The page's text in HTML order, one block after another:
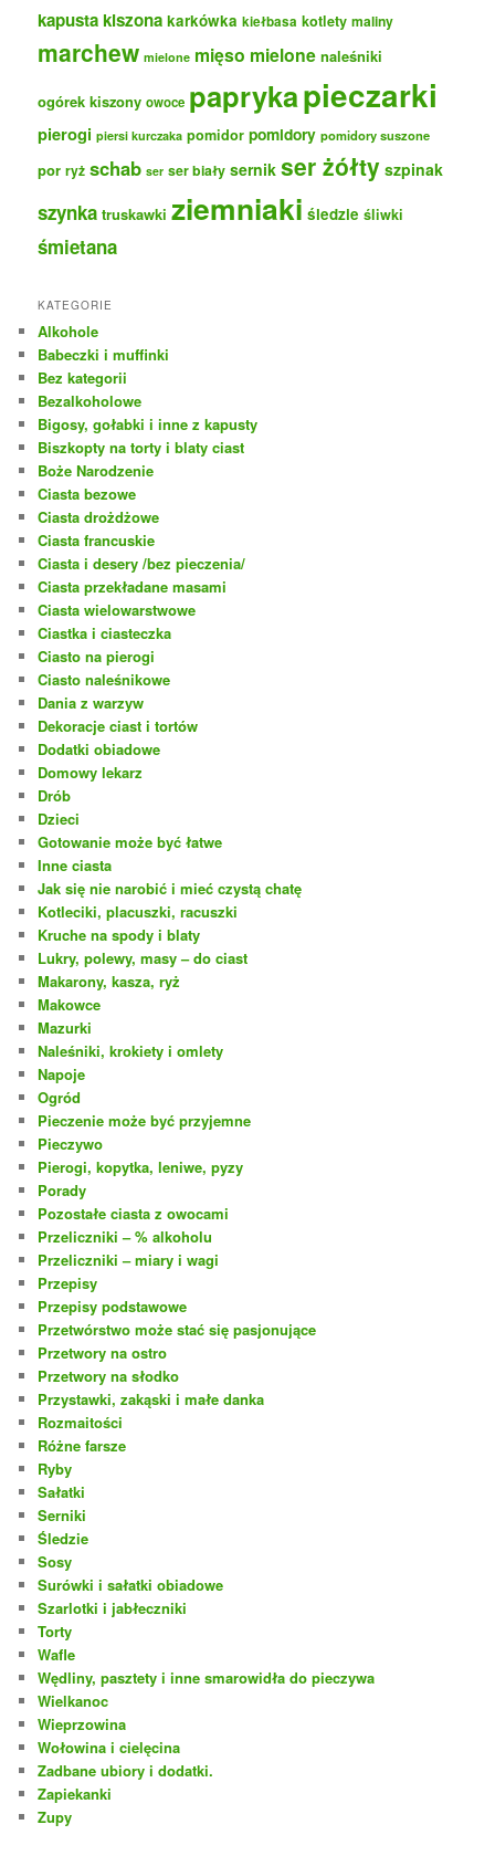
kapusta kiszona karkówka kiełbasa kotlety maliny
marchew mielone mięso mielone naleśniki
ogórek kiszony owoce paprykapieczarki
pierogi piersi kurczaka pomidor pomidory pomidory suszone
por ryż schab ser ser biały sernik ser żółty szpinak
szynka truskawki ziemniaki śledzie śliwki
śmietana
KATEGORIE
Alkohole
Babeczki i muffinki
Bez kategorii
Bezalkoholowe
Bigosy, gołabki i inne z kapusty
Biszkopty na torty i blaty ciast
Boże Narodzenie
Ciasta bezowe
Ciasta drożdżowe
Ciasta francuskie
Ciasta i desery /bez pieczenia/
Ciasta przekładane masami
Ciasta wielowarstwowe
Ciastka i ciasteczka
Ciasto na pierogi
Ciasto naleśnikowe
Dania z warzyw
Dekoracje ciast i tortów
Dodatki obiadowe
Domowy lekarz
Drób
Dzieci
Gotowanie może być łatwe
Inne ciasta
Jak się nie narobić i mieć czystą chatę
Kotleciki, placuszki, racuszki
Kruche na spody i blaty
Lukry, polewy, masy – do ciast
Makarony, kasza, ryż
Makowce
Mazurki
Naleśniki, krokiety i omlety
Napoje
Ogród
Pieczenie może być przyjemne
Pieczywo
Pierogi, kopytka, leniwe, pyzy
Porady
Pozostałe ciasta z owocami
Przeliczniki – % alkoholu
Przeliczniki – miary i wagi
Przepisy
Przepisy podstawowe
Przetwórstwo może stać się pasjonujące
Przetwory na ostro
Przetwory na słodko
Przystawki, zakąski i małe danka
Rozmaitości
Różne farsze
Ryby
Sałatki
Serniki
Śledzie
Sosy
Surówki i sałatki obiadowe
Szarlotki i jabłeczniki
Torty
Wafle
Wędliny, pasztety i inne smarowidła do pieczywa
Wielkanoc
Wieprzowina
Wołowina i cielęcina
Zadbane ubiory i dodatki.
Zapiekanki
Zupy